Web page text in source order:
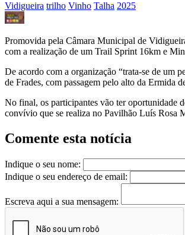
Vidigueira trilho Vinho Talha 2025
Promovida pela Câmara Municipal de
com a realização de um Trail Sprint 16km e
De acordo com a organização “trata-se de um
de Frades, com passagem pelo alto da Ermida
No final, os participantes vão ter oportunidade
convívio que se realiza no Pavilhão Luís Rosa
Comente esta notícia
Indique o seu nome:
Indique o seu endereço de email:
Escreva aqui a sua mensagem: